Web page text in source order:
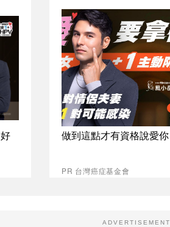
做到這點才有資格說愛你
PR 台灣癌症基金會
ADVERTISEMENT